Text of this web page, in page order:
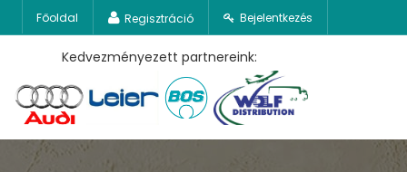
Főoldal Regisztráció Bejelentkezés
Kedvezményezett partnereink: